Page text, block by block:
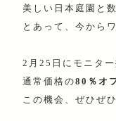
美しい日本庭園と
とあって、今から
2月25日にモニター
通常価格の80％オ
この機会、ぜひぜ